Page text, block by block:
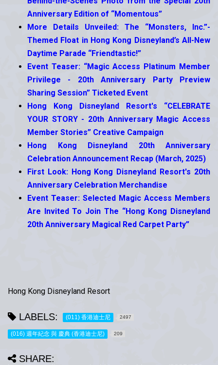
Anniversary Edition of “Momentous”
More Details Unveiled: The “Monsters, Inc.”-
Themed Float in Hong Kong Disneyland’s All-New
Daytime Parade “Friendtastic!”
Event Teaser: “Magic Access Platinum Member
Privilege - 20th Anniversary Party Preview
Sharing Session” Ticketed Event
Hong Kong Disneyland Resort's “CELEBRATE
YOUR STORY - 20th Anniversary Magic Access
Member Stories” Creative Campaign
Hong Kong Disneyland 20th Anniversary
Celebration Announcement Recap (March, 2025)
First Look: Hong Kong Disneyland Resort's 20th
Anniversary Celebration Merchandise
Event Teaser: Selected Magic Access Members
Are Invited To Join The “Hong Kong Disneyland
20th Anniversary Magical Red Carpet Party”
Hong Kong Disneyland Resort
LABELS: (011) 香港迪士尼 2497
(016) 週年紀念 與 慶典 (香港迪士尼) 209
SHARE: